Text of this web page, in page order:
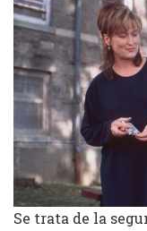
Se trata de la